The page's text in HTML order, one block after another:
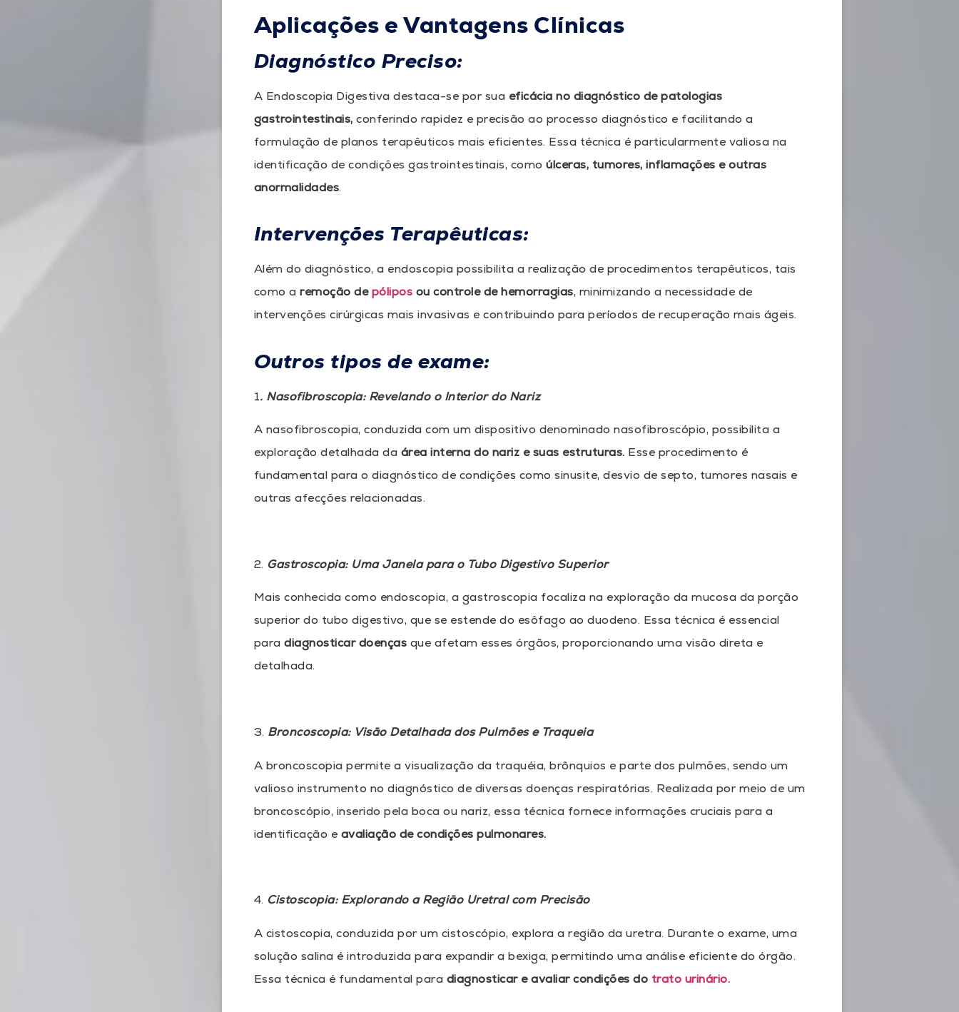
Aplicações e Vantagens Clínicas
Diagnóstico Preciso:
A Endoscopia Digestiva destaca-se por sua eficácia no diagnóstico de patologias
gastrointestinais, conferindo rapidez e precisão ao processo diagnóstico e facilitando a
formulação de planos terapêuticos mais eficientes. Essa técnica é particularmente valiosa na
identificação de condições gastrointestinais, como úlceras, tumores, inflamações e outras
anormalidades.
Intervenções Terapêuticas:
Além do diagnóstico, a endoscopia possibilita a realização de procedimentos terapêuticos, tais
como aremoção depólipos ou controle de hemorragias, minimizando a necessidade de
intervenções cirúrgicas mais invasivas e contribuindo para períodos de recuperação mais ágeis.
Outros tipos de exame:
1. Nasofibroscopia: Revelando o Interior do Nariz
A nasofibroscopia, conduzida com um dispositivo denominado nasofibroscópio, possibilita a
exploração detalhada da área interna do nariz e suas estruturas. Esse procedimento é
fundamental para o diagnóstico de condições como sinusite, desvio de septo, tumores nasais e
outras afecções relacionadas.
2. Gastroscopia: Uma Janela para o Tubo Digestivo Superior
Mais conhecida como endoscopia, a gastroscopia focaliza na exploração da mucosa da porção
superior do tubo digestivo, que se estende do esôfago ao duodeno. Essa técnica é essencial
para diagnosticar doenças que afetam esses órgãos, proporcionando uma visão direta e
detalhada.
3. Broncoscopia: Visão Detalhada dos Pulmões e Traqueia
A broncoscopia permite a visualização da traquéia, brônquios e parte dos pulmões, sendo um
valioso instrumento no diagnóstico de diversas doenças respiratórias. Realizada por meio de um
broncoscópio, inserido pela boca ou nariz, essa técnica fornece informações cruciais para a
identificação e avaliação de condições pulmonares.
4. Cistoscopia: Explorando a Região Uretral com Precisão
A cistoscopia, conduzida por um cistoscópio, explora a região da uretra. Durante o exame, uma
solução salina é introduzida para expandir a bexiga, permitindo uma análise eficiente do órgão.
Essa técnica é fundamental para diagnosticar e avaliar condições do trato urinário.